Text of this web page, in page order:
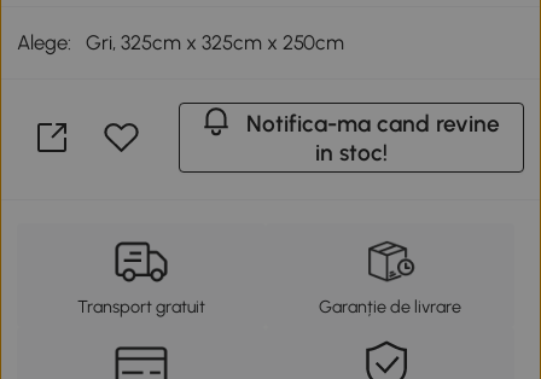
Alege: Gri, 325cm x 325cm x 250cm
Notifica-ma cand revine
in stoc!
Transport gratuit Garanție de livrare